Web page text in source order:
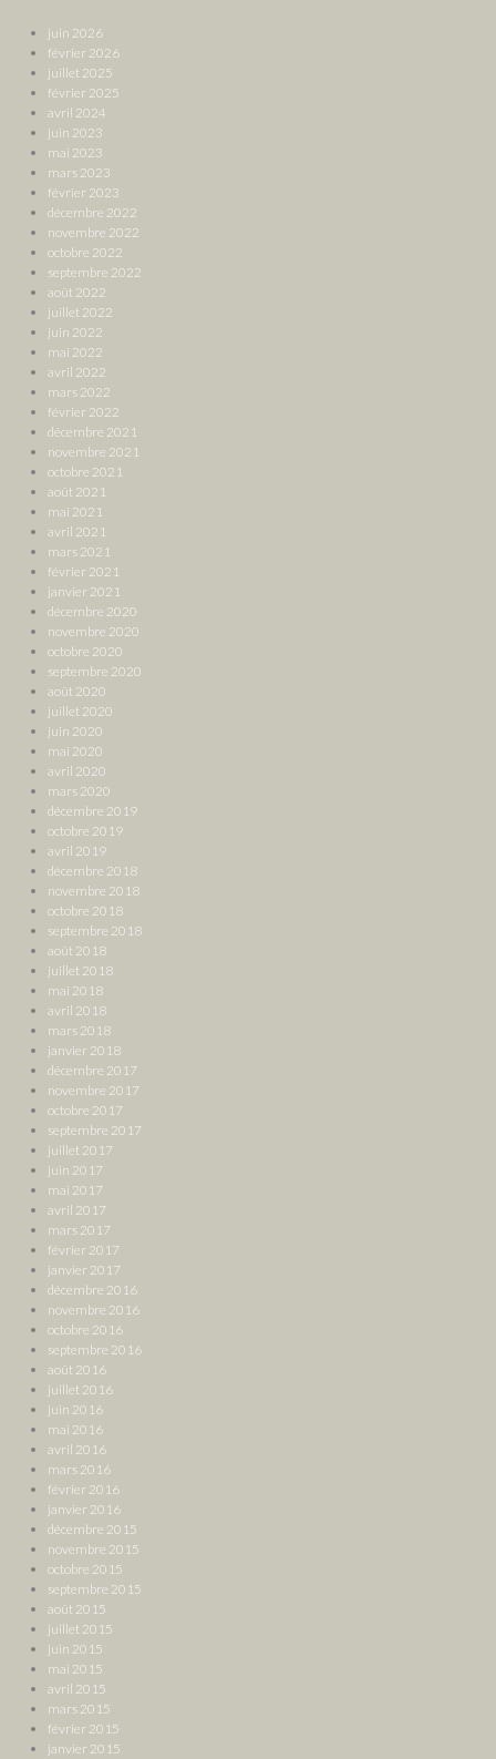
juin 2026
février 2026
juillet 2025
février 2025
avril 2024
juin 2023
mai 2023
mars 2023
février 2023
décembre 2022
novembre 2022
octobre 2022
septembre 2022
août 2022
juillet 2022
juin 2022
mai 2022
avril 2022
mars 2022
février 2022
décembre 2021
novembre 2021
octobre 2021
août 2021
mai 2021
avril 2021
mars 2021
février 2021
janvier 2021
décembre 2020
novembre 2020
octobre 2020
septembre 2020
août 2020
juillet 2020
juin 2020
mai 2020
avril 2020
mars 2020
décembre 2019
octobre 2019
avril 2019
décembre 2018
novembre 2018
octobre 2018
septembre 2018
août 2018
juillet 2018
mai 2018
avril 2018
mars 2018
janvier 2018
décembre 2017
novembre 2017
octobre 2017
septembre 2017
juillet 2017
juin 2017
mai 2017
avril 2017
mars 2017
février 2017
janvier 2017
décembre 2016
novembre 2016
octobre 2016
septembre 2016
août 2016
juillet 2016
juin 2016
mai 2016
avril 2016
mars 2016
février 2016
janvier 2016
décembre 2015
novembre 2015
octobre 2015
septembre 2015
août 2015
juillet 2015
juin 2015
mai 2015
avril 2015
mars 2015
février 2015
janvier 2015